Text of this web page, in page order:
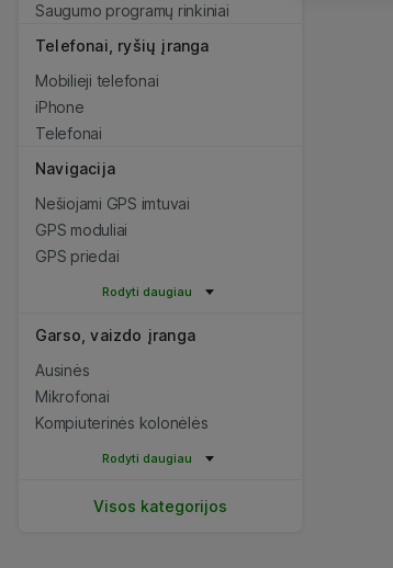
Saugumo programų rinkiniai
Telefonai, ryšių įranga
Mobilieji telefonai
iPhone
Telefonai
Navigacija
Nešiojami GPS imtuvai
GPS moduliai
GPS priedai
Rodyti daugiau
Garso, vaizdo įranga
Ausinės
Mikrofonai
Kompiuterinės kolonėlės
Rodyti daugiau
Visos kategorijos